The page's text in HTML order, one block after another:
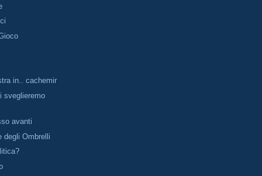
in.. cachemir
sveglieremo
avanti
degli Ombrelli